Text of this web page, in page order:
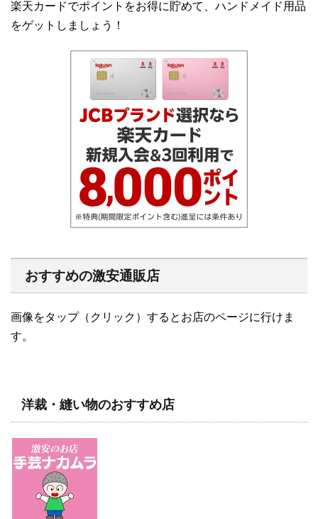
楽天カードでポイントをお得に貯めて、ハンドメイド用品
をゲットしましょう！
おすすめの激安通販店
画像をタップ（クリック）するとお店のページに行けま
す。
洋裁・縫い物のおすすめ店